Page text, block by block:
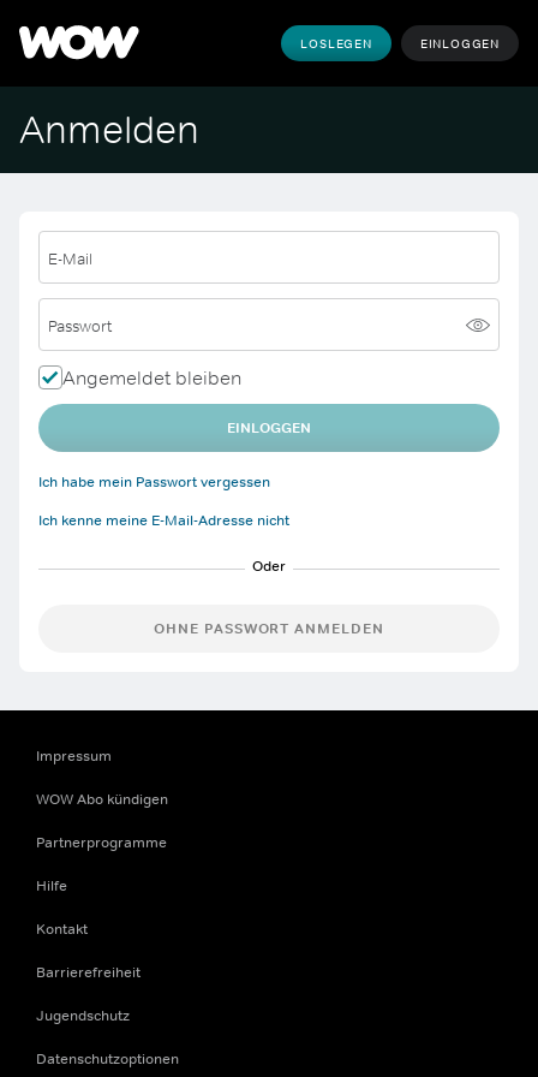
LOSLEGEN EINLOGGEN
Anmelden
E-Mail
Passwort
Angemeldet bleiben
EINLOGGEN
Ich habe mein Passwort vergessen
Ich kenne meine E-Mail-Adresse nicht
OHNE PASSWORT ANMELDEN
Impressum
WOW Abo kündigen
Partnerprogramme
Hilfe
Kontakt
Barrierefreiheit
Jugendschutz
Datenschutzoptionen